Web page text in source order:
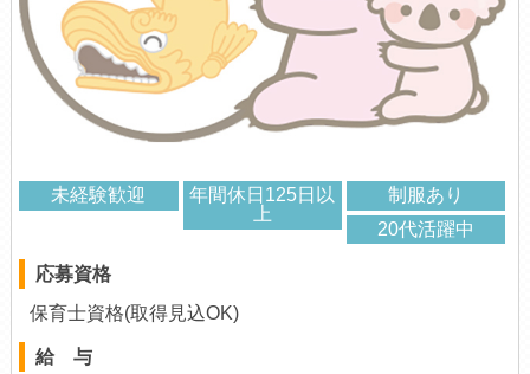
未経験歓迎
年間休日125日以
上
制服あり
20代活躍中
応募資格
保育士資格(取得見込OK)
給 与